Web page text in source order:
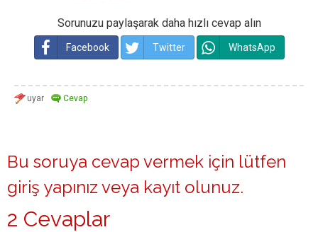
Sorunuzu paylaşarak daha hızlı cevap alın
Facebook Twitter WhatsApp
Bu soruya cevap vermek için lütfen
giriş yapınız veya kayıt olunuz.
2 Cevaplar